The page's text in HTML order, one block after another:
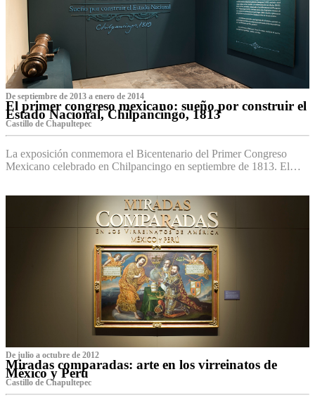
De septiembre de 2013 a enero de 2014
El primer congreso mexicano: sueño por construir el
Estado Nacional, Chilpancingo, 1813
Castillo de Chapultepec
La exposición conmemora el Bicentenario del Primer Congreso
Mexicano celebrado en Chilpancingo en septiembre de 1813. El…
De julio a octubre de 2012
Miradas comparadas: arte en los virreinatos de
México y Perú
Castillo de Chapultepec